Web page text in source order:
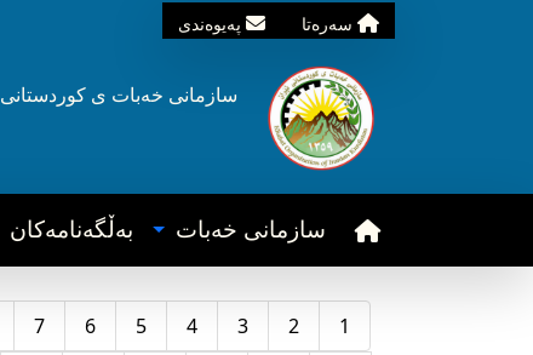
سه‌ره‌تا په‌یوه‌ندی
سازمانی خه‌بات ی کوردستانی
سازمانی خه‌بات به‌ڵگه‌نامه‌کان
1
2
3
4
5
6
7